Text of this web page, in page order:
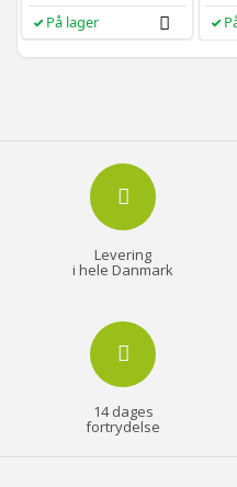
På lager
Levering
i hele Danmark
14 dages
fortrydelse